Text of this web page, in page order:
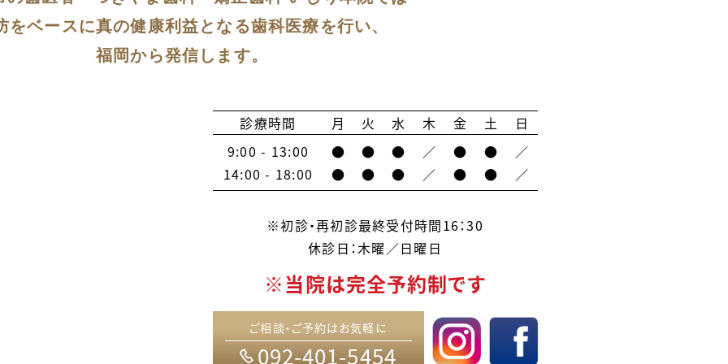
をベースに真の健康利益となる歯科医療を行い、
福岡から発信します。
診療時間 月 火 水 木 金 土
日
9:00 - 13:00
● ● ● ／ ● ●
／
14:00 - 18:00
● ● ● ／ ● ● ／
※初診・再初診最終受付時間16：30
休診日：木曜／日曜日
※当院は完全予約制です
ご相談・ご予約はお気軽に
092-401-5454